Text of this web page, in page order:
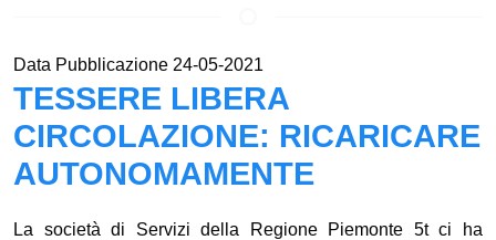
Data Pubblicazione 24-05-2021
TESSERE LIBERA
CIRCOLAZIONE: RICARICARE
AUTONOMAMENTE
La società di Servizi della Regione Piemonte 5t ci ha